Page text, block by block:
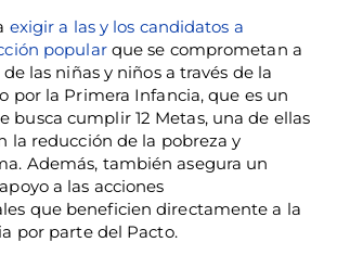
exigir a las y los candidatos a
popularque se comprometan a
las niñas y niños a través de la
por la Primera Infancia, que es un
busca cumplir 12 Metas, una de ellas
la reducción de la pobreza y
Además, también asegura un
a las acciones
que beneficien directamente a la
por parte del Pacto.